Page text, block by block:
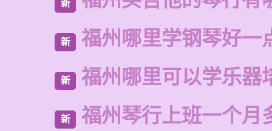
新
新 福州哪里学钢琴好一
新 福州哪里可以学乐器
新 福州琴行上班一个月